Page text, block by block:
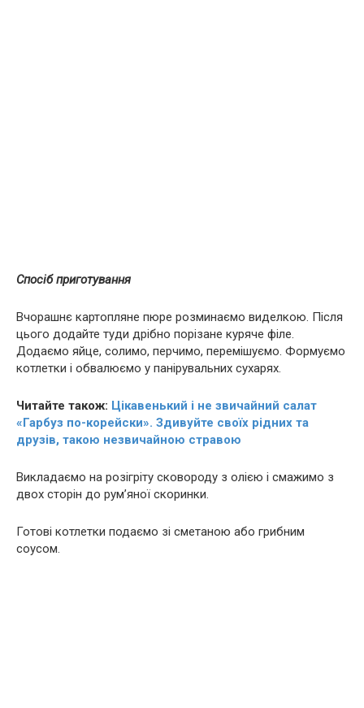
Спосіб приготування
Вчорашнє картопляне пюре розминаємо виделкою. Після
цього додайте туди дрібно порізане куряче філе.
Додаємо яйце, солимо, перчимо, перемішуємо. Формуємо
котлетки і обвалюємо у панірувальних сухарях.
Читайте також: Цікавенький і не звичайний салат
«Гарбуз по-корейски». Здивуйте своїх рідних та
друзів, такою незвичайною стравою
Викладаємо на розігріту сковороду з олією і смажимо з
двох сторін до рум’яної скоринки.
Готові котлетки подаємо зі сметаною або грибним
соусом.